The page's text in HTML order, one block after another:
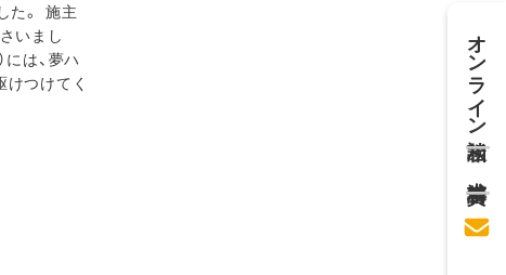
た。 施主
いまし
は、夢ハ
けつけてく
オンライン相談